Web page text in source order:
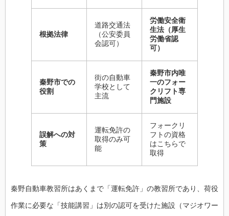
根拠法律
道路交通法
（公安委員
会認可）
労働安全衛
生法（厚生
労働省認
可）
秦野市での
役割
街の自動車
学校として
主流
秦野市内唯
一のフォー
クリフト専
門施設
誤解への対
策
運転免許の
取得のみ可
能
フォークリ
フトの資格
はこちらで
取得
秦野自動車教習所はあくまで「運転免許」の教習所であり、荷役
作業に必要な「技能講習」は別の認可を受けた施設（マジオワー